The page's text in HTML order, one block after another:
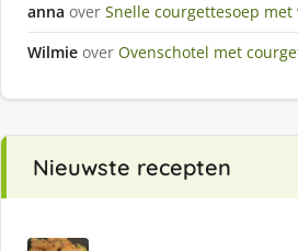
anna over Snelle courgettesoep met
Wilmie over Ovenschotel met
Nieuwste recepten